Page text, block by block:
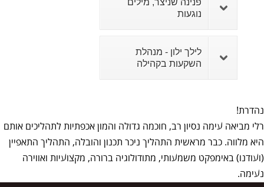
פנינה שניצר, מילים
נוגעות
לילך ילון - מנהלת
השקעות בקהילה
נהדרת!
רלי מביאה עימה נסיון רב, חוכמה גדולה והמון אכפתיות לתהליכים אותם
היא מלווה. כבר מראשית התהליך ניכר תכנון והובלה, התהליך התאפיין
(ועודנו) באימפקט משמעותי, מתודולוגיה ברורה, מקצועיות ואווירה
נעימה.